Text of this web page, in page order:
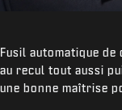
Fusil automatique
au recul tout aussi
une bonne maîtrise